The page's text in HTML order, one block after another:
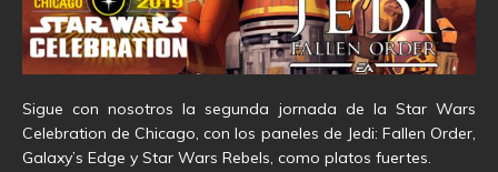
Sigue con nosotros la segunda jornada de la Star Wars
Celebration de Chicago, con los paneles de Jedi: Fallen Order,
Galaxy’s Edge y Star Wars Rebels, como platos fuertes.